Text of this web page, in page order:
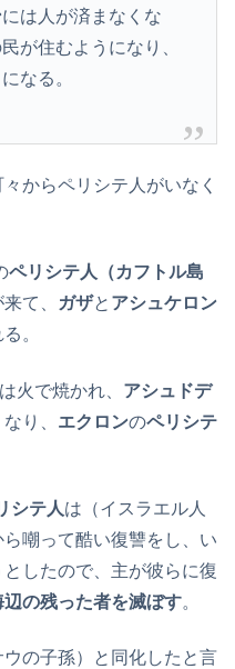
には人が済まなくな
が住むようになり、
なる。
からペリシテ人がいなく
ペリシテ人（カフトル島
て、 ガザと アシュケロン
。
火で焼かれ、 アシュドデ
り、 エクロンのペリシテ
シテ人は（イスラエル人
嘲って酷い復讐をし、い
したので、主が彼らに復
辺の残った者を滅ぼす。
の子孫）と同化したと言